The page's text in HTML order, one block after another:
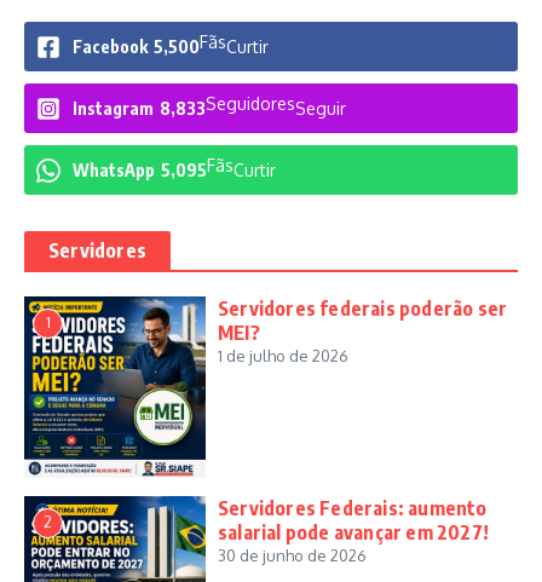
Facebook 5,500FãsCurtir
Instagram 8,833SeguidoresSeguir
WhatsApp 5,095FãsCurtir
Servidores
1
Servidores federais poderão ser
MEI?
1 de julho de 2026
2
Servidores Federais: aumento
salarial pode avançar em 2027!
30 de junho de 2026